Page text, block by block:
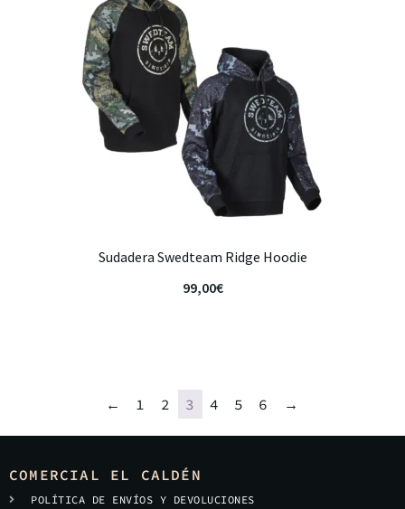
Sudadera Swedteam Ridge Hoodie
99,00€
← 1 2 3 4 5 6 →
COMERCIAL EL CALDÉN
POLÍTICA DE ENVÍOS Y DEVOLUCIONES